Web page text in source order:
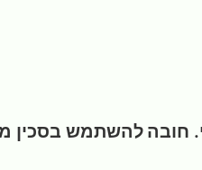
חובה להשתמש בסכין